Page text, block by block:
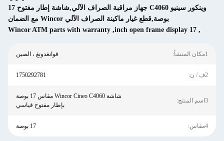
وينكور سينيو C4060 جهاز مراقبة الصراف الآلي,شاشة إطار مفتوح 17
بوصة,قطع غيار ماكينة الصراف الآلي Wincor مع الضمان
,
17 inch open frame display
,
Wincor ATM parts with warranty
1مكان المنشأ: قوانغدونغ ، الصين
2ف / ن: 1750292781
3اسم المنتج:
شاشة Wincor Cineo C4060 مقاس 17 بوصة
بإطار مفتوح قياسي
4مقاس: 17 بوصة